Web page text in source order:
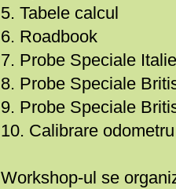
5. Tabele calcul
6. Roadbook
7. Probe Speciale
8. Probe Speciale
9. Probe Speciale
10. Calibrare odometru
Workshop-ul se